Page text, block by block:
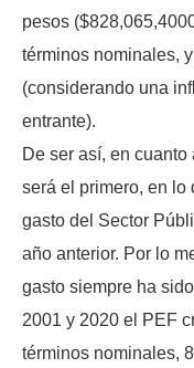
pesos
términos nominales,
(considerando una
entrante).
De ser así, en
será el primero, en lo
gasto del Sector
año anterior. Por lo
gasto siempre ha
2001 y 2020 el PEF
términos nominales,